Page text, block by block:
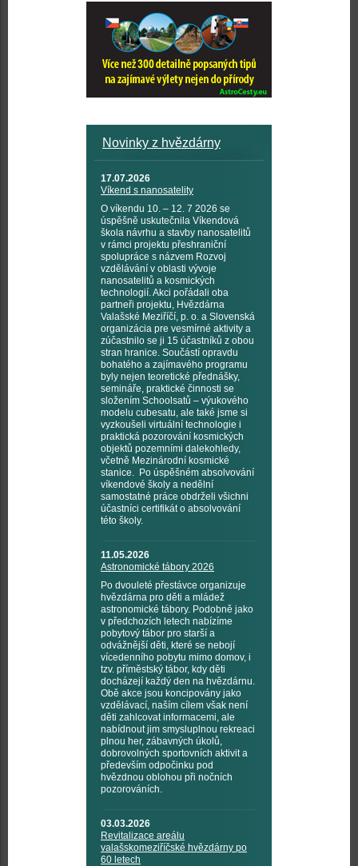
Novinky z hvězdárny
17.07.2026
Víkend s nanosatelity
O víkendu 10. – 12. 7 2026 se
úspěšně uskutečnila Víkendová
škola návrhu a stavby nanosatelitů
v rámci projektu přeshraniční
spolupráce s názvem Rozvoj
vzdělávání v oblasti vývoje
nanosatelitů a kosmických
technologií. Akci pořádali oba
partneři projektu, Hvězdárna
Valašské Meziříčí, p. o. a Slovenská
organizácia pre vesmírné aktivity a
zúčastnilo se ji 15 účastníků z obou
stran hranice. Součástí opravdu
bohatého a zajímavého programu
byly nejen teoretické přednášky,
semináře, praktické činnosti se
složením Schoolsatů – výukového
modelu cubesatu, ale také jsme si
vyzkoušeli virtuální technologie i
praktická pozorování kosmických
objektů pozemními dalekohledy,
včetně Mezinárodní kosmické
stanice. Po úspěšném absolvování
víkendové školy a nedělní
samostatné práce obdrželi všichni
účastníci certifikát o absolvování
této školy.
11.05.2026
Astronomické tábory 2026
Po dvouleté přestávce organizuje
hvězdárna pro děti a mládež
astronomické tábory. Podobně jako
v předchozích letech nabízíme
pobytový tábor pro starší a
odvážnější děti, které se nebojí
vícedenního pobytu mimo domov, i
tzv. příměstský tábor, kdy děti
docházejí každý den na hvězdárnu.
Obě akce jsou koncipovány jako
vzdělávací, naším cílem však není
děti zahlcovat informacemi, ale
nabídnout jim smysluplnou rekreaci
plnou her, zábavných úkolů,
dobrovolných sportovních aktivit a
především odpočinku pod
hvězdnou oblohou při nočních
pozorováních.
03.03.2026
Revitalizace areálu
valašskomeziříčské hvězdárny po
60 letech